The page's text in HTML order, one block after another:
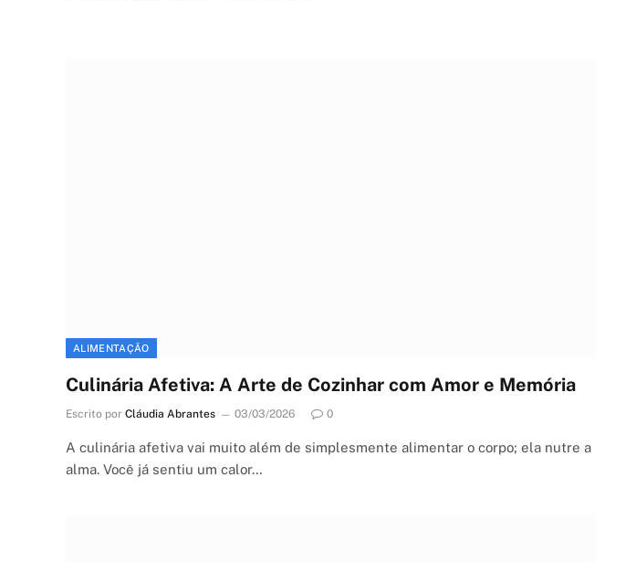
ALIMENTAÇÃO
Culinária Afetiva: A Arte de Cozinhar com Amor e Memória
Escrito por Cláudia Abrantes 03/03/2026 0
A culinária afetiva vai muito além de simplesmente alimentar o corpo; ela nutre a
alma. Você já sentiu um calor…